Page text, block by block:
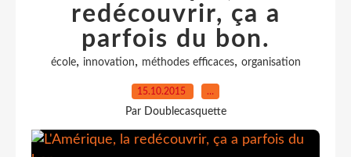
redécouvrir, ça a
parfois du bon.
école, innovation, méthodes efficaces, organisation
15.10.2015 …
Par Doublecasquette